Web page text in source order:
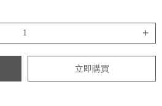
+
立即購買